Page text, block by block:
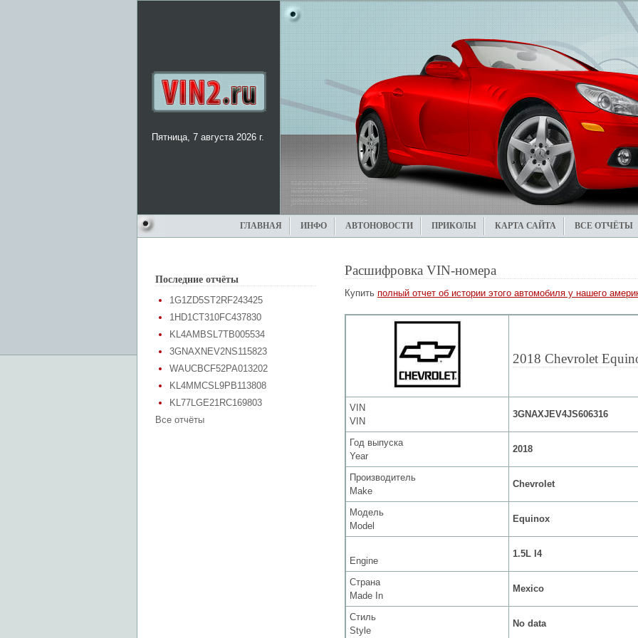
Пятница, 7 августа 2026 г.
ГЛАВНАЯ ИНФО АВТОНОВОСТИ ПРИКОЛЫ КАРТА САЙТА ВСЕ ОТЧЁТЫ
Последние отчёты
1G1ZD5ST2RF243425
1HD1CT310FC437830
KL4AMBSL7TB005534
3GNAXNEV2NS115823
WAUCBCF52PA013202
KL4MMCSL9PB113808
KL77LGE21RC169803
Все отчёты
Расшифровка VIN-номера
Купить полный отчет об истории этого автомобиля у нашего
2018 Chevrolet
VIN
VIN
3GNAXJEV4JS606316
Год выпуска
Year
2018
Производитель
Make
Chevrolet
Модель
Model
Equinox
Engine
1.5L I4
Страна
Made In
Mexico
Стиль
Style
No data